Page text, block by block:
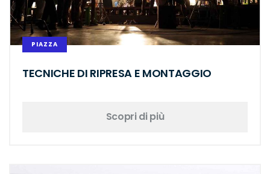
PIAZZA
TECNICHE DI RIPRESA E MONTAGGIO
Scopri di più